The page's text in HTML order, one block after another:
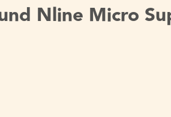
Nline Micro